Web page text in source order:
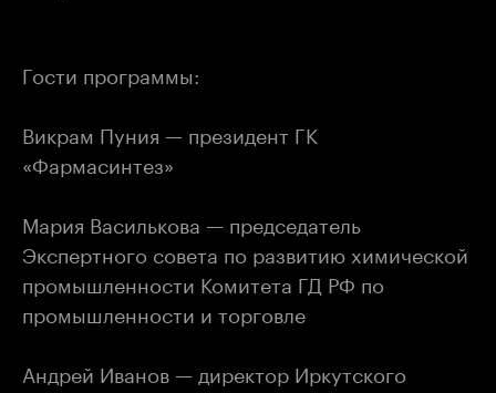
Гости программы:
Викрам Пуния — президент ГК
«Фармасинтез»
Мария Василькова — председатель
Экспертного совета по развитию химической
промышленности Комитета ГД РФ по
промышленности и торговле
Андрей Иванов — директор Иркутского